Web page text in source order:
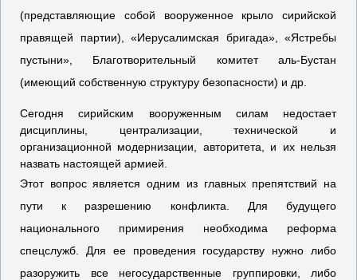
(представляющие собой вооруженное крыло сирийской
правящей партии), «Иерусалимская бригада», «Ястребы
пустыни», Благотворительный комитет аль-Бустан
(имеющий собственную структуру безопасности) и др.
Сегодня сирийским вооруженным силам недостает
дисциплины, централизации, технической и
организационной модернизации, авторитета, и их нельзя
назвать настоящей армией.
Этот вопрос является одним из главных препятствий на
пути к разрешению конфликта. Для будущего
национального примирения необходима реформа
спецслужб. Для ее проведения государству нужно либо
разоружить все негосударственные группировки, либо